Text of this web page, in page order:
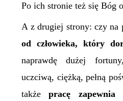
Po ich stronie też się Bóg
A z drugiej strony: czy na
od człowieka, który
naprawdę dużej
uczciwą, ciężką, pełną
takżepracę zapewnia